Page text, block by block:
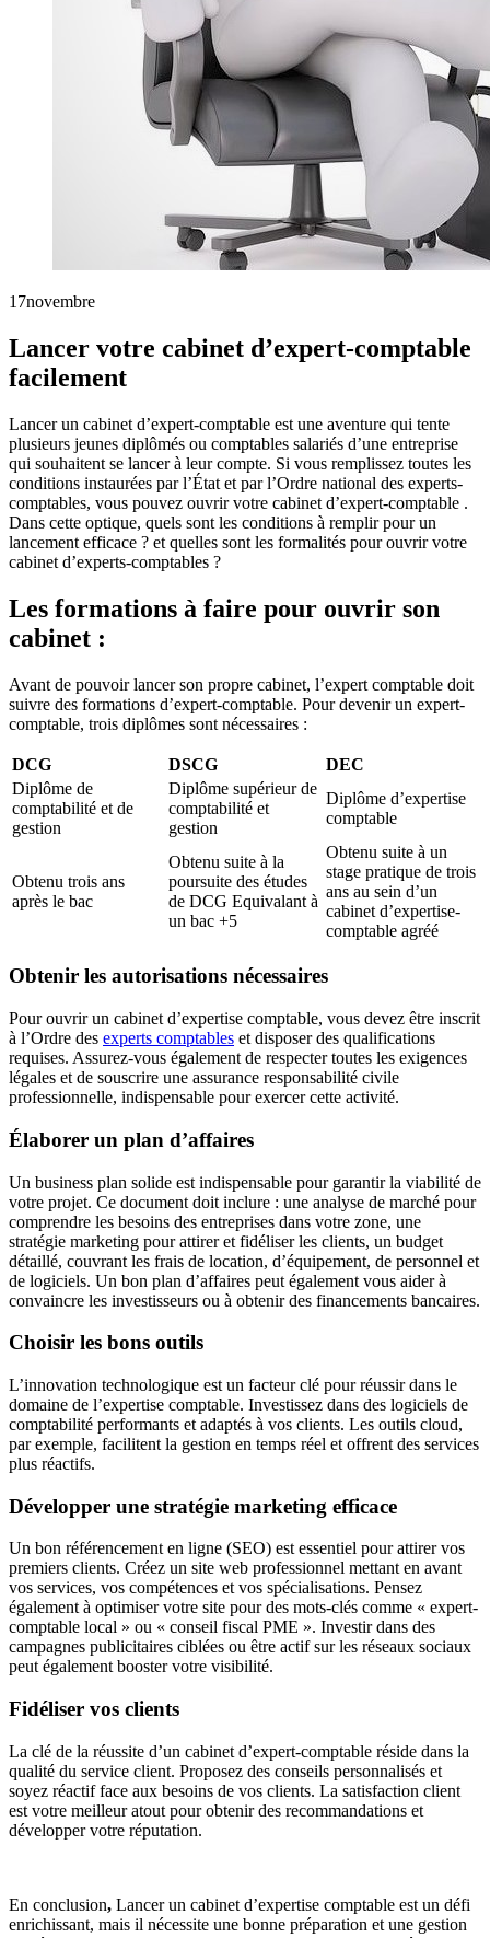
17novembre
Lancer votre cabinet d’expert-comptable
facilement
Lancer un cabinet d’expert-comptable est une aventure qui tente
plusieurs jeunes diplômés ou comptables salariés d’une entreprise
qui souhaitent se lancer à leur compte. Si vous remplissez toutes les
conditions instaurées par l’État et par l’Ordre national des experts-
comptables, vous pouvez ouvrir votre cabinet d’expert-comptable .
Dans cette optique, quels sont les conditions à remplir pour un
lancement efficace ? et quelles sont les formalités pour ouvrir votre
cabinet d’experts-comptables ?
Les formations à faire pour ouvrir son
cabinet :
Avant de pouvoir lancer son propre cabinet, l’expert comptable doit
suivre des formations d’expert-comptable. Pour devenir un expert-
comptable, trois diplômes sont nécessaires :
DCG DSCG
DEC
Diplôme de
comptabilité et de
gestion
Diplôme supérieur de
comptabilité et
gestion
Diplôme d’expertise
comptable
Obtenu trois ans
après le bac
Obtenu suite à la
poursuite des études
de DCG Equivalant à
un bac +5
Obtenu suite à un
stage pratique de trois
ans au sein d’un
cabinet d’expertise-
comptable agréé
Obtenir les autorisations nécessaires
Pour ouvrir un cabinet d’expertise comptable, vous devez être inscrit
à l’Ordre des experts comptables et disposer des qualifications
requises. Assurez-vous également de respecter toutes les exigences
légales et de souscrire une assurance responsabilité civile
professionnelle, indispensable pour exercer cette activité.
Élaborer un plan d’affaires
Un business plan solide est indispensable pour garantir la viabilité de
votre projet. Ce document doit inclure : une analyse de marché pour
comprendre les besoins des entreprises dans votre zone, une
stratégie marketing pour attirer et fidéliser les clients, un budget
détaillé, couvrant les frais de location, d’équipement, de personnel et
de logiciels. Un bon plan d’affaires peut également vous aider à
convaincre les investisseurs ou à obtenir des financements bancaires.
Choisir les bons outils
L’innovation technologique est un facteur clé pour réussir dans le
domaine de l’expertise comptable. Investissez dans des logiciels de
comptabilité performants et adaptés à vos clients. Les outils cloud,
par exemple, facilitent la gestion en temps réel et offrent des services
plus réactifs.
Développer une stratégie marketing efficace
Un bon référencement en ligne (SEO) est essentiel pour attirer vos
premiers clients. Créez un site web professionnel mettant en avant
vos services, vos compétences et vos spécialisations. Pensez
également à optimiser votre site pour des mots-clés comme « expert-
comptable local » ou « conseil fiscal PME ». Investir dans des
campagnes publicitaires ciblées ou être actif sur les réseaux sociaux
peut également booster votre visibilité.
Fidéliser vos clients
La clé de la réussite d’un cabinet d’expert-comptable réside dans la
qualité du service client. Proposez des conseils personnalisés et
soyez réactif face aux besoins de vos clients. La satisfaction client
est votre meilleur atout pour obtenir des recommandations et
développer votre réputation.
En conclusion, Lancer un cabinet d’expertise comptable est un défi
enrichissant, mais il nécessite une bonne préparation et une gestion